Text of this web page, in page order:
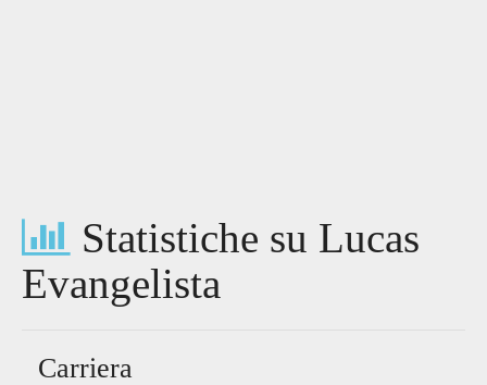
Statistiche su Lucas
Evangelista
Carriera